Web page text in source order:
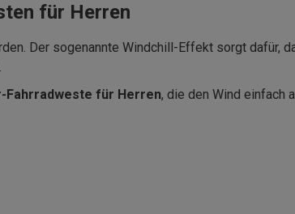
für Herren
Der sogenannte Windchill-Effekt sorgt
.
Fahrradweste für Herren, die den Wind einfach